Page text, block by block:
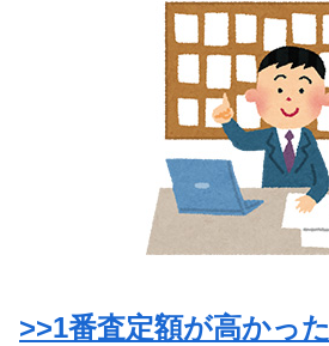
>>1番査定額が高かっ